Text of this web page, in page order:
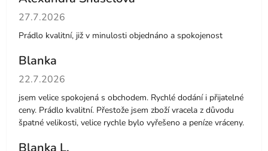
Hodnocení obchodu je 5 z 5 hvězdiček.
27.7.2026
Prádlo kvalitní, již v minulosti objednáno a spokojenost
Blanka
Hodnocení obchodu je 5 z 5 hvězdiček.
22.7.2026
jsem velice spokojená s obchodem. Rychlé dodání i přijatelné
ceny. Prádlo kvalitní. Přestože jsem zboží vracela z důvodu
špatné velikosti, velice rychle bylo vyřešeno a peníze vráceny.